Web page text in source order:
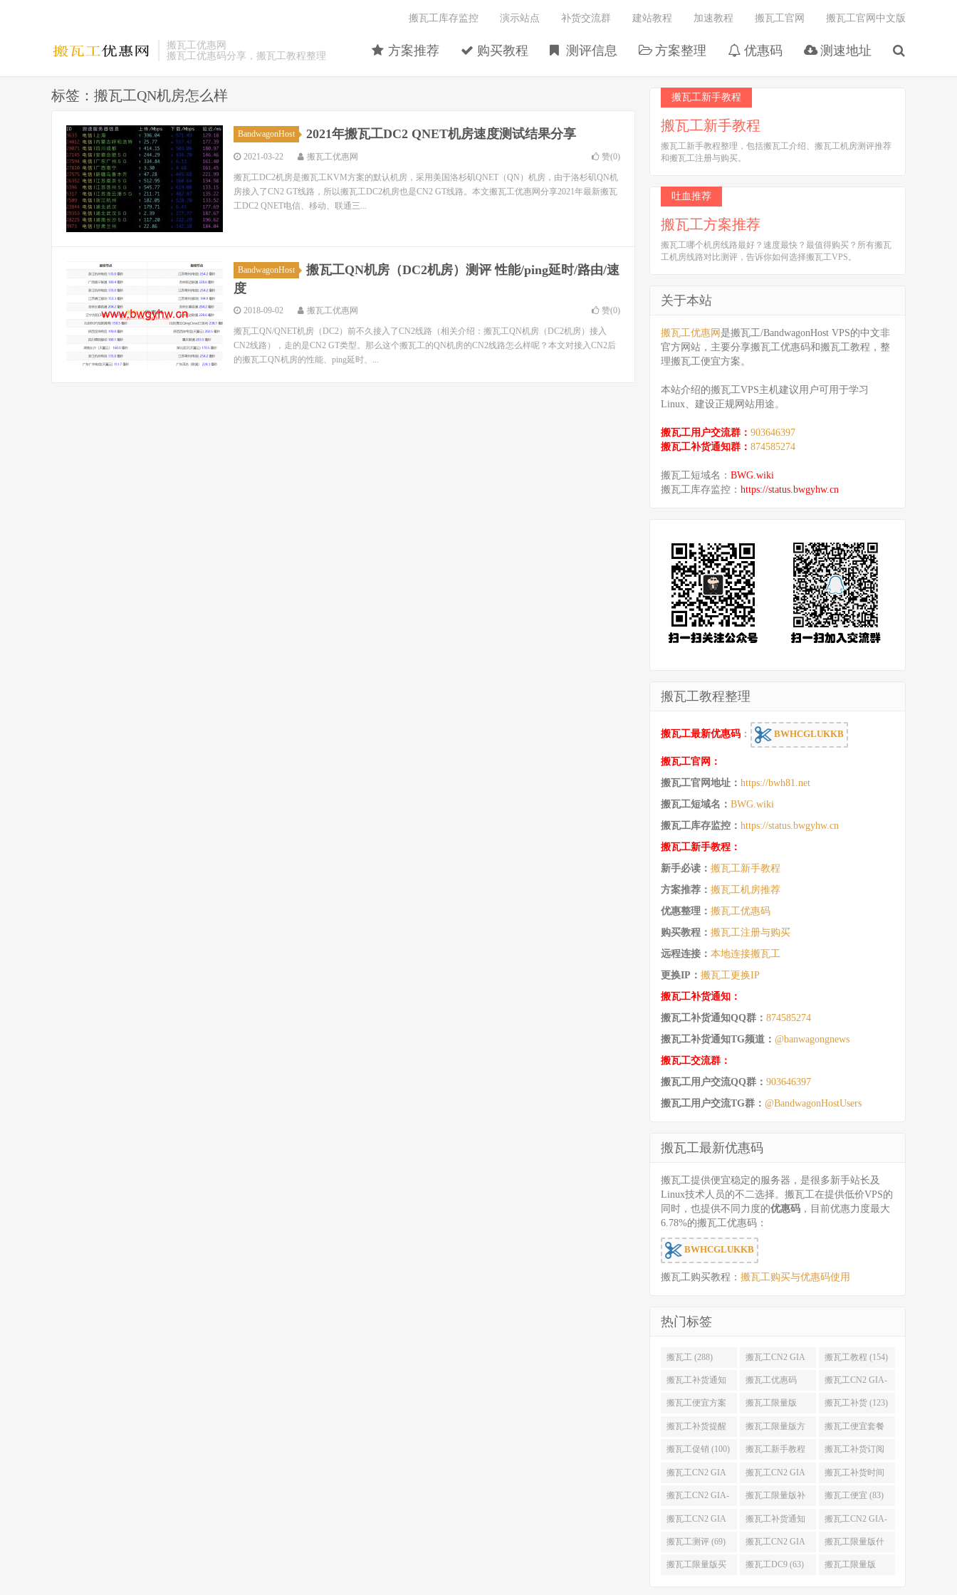
搬瓦工优惠网
搬瓦工优惠码分享，搬瓦工教程整理
方案推荐 购买教程 测评信息 方案整理 优惠码 测速地址
搬瓦工库存监控 演示站点 补货交流群 建站教程 加速教程 搬瓦工官网 搬瓦工官网中文版
标签：搬瓦工QN机房怎么样
BandwagonHost 2021年搬瓦工DC2 QNET机房速度测试结果分享
2021-03-22 搬瓦工优惠网 赞(0)
搬瓦工DC2机房是搬瓦工KVM方案的默认机房，采用美国洛杉矶QNET（QN）机房，由于洛杉矶QN机
房接入了CN2 GT线路，所以搬瓦工DC2机房也是CN2 GT线路。本文搬瓦工优惠网分享2021年最新搬瓦
工DC2 QNET电信、移动、联通三...
BandwagonHost
搬瓦工QN机房（DC2机房）测评 性能/ping延时/路由/速
度
2018-09-02 搬瓦工优惠网 赞(0)
搬瓦工QN/QNET机房（DC2）前不久接入了CN2线路（相关介绍：搬瓦工QN机房（DC2机房）接入
CN2线路），走的是CN2 GT类型。那么这个搬瓦工的QN机房的CN2线路怎么样呢？本文对接入CN2后
的搬瓦工QN机房的性能、ping延时、...
搬瓦工新手教程
搬瓦工新手教程
搬瓦工新手教程整理，包括搬瓦工介绍、搬瓦工机房测评推荐
和搬瓦工注册与购买。
吐血推荐
搬瓦工方案推荐
搬瓦工哪个机房线路最好？速度最快？最值得购买？所有搬瓦
工机房线路对比测评，告诉你如何选择搬瓦工VPS。
关于本站
搬瓦工优惠网 是搬瓦工/BandwagonHost VPS的中文非
官方网站，主要分享搬瓦工优惠码和搬瓦工教程，整
理搬瓦工便宜方案。
本站介绍的搬瓦工VPS主机建议用户可用于学习
Linux、建设正规网站用途。
搬瓦工用户交流群： 903646397
搬瓦工补货通知群： 874585274
搬瓦工短域名： BWG.wiki
搬瓦工库存监控： https://status.bwgyhw.cn
搬瓦工教程整理
搬瓦工最新优惠码 ： BWHCGLUKKB
搬瓦工官网：
搬瓦工官网地址： https://bwh81.net
搬瓦工短域名： BWG.wiki
搬瓦工库存监控： https://status.bwgyhw.cn
搬瓦工新手教程：
新手必读： 搬瓦工新手教程
方案推荐： 搬瓦工机房推荐
优惠整理： 搬瓦工优惠码
购买教程： 搬瓦工注册与购买
远程连接： 本地连接搬瓦工
更换IP： 搬瓦工更换IP
搬瓦工补货通知：
搬瓦工补货通知QQ群： 874585274
搬瓦工补货通知TG频道： @banwagongnews
搬瓦工交流群：
搬瓦工用户交流QQ群： 903646397
搬瓦工用户交流TG群： @BandwagonHostUsers
搬瓦工最新优惠码
搬瓦工提供便宜稳定的服务器，是很多新手站长及
Linux技术人员的不二选择。搬瓦工在提供低价VPS的
同时，也提供不同力度的优惠码 ，目前优惠力度最大
6.78%的搬瓦工优惠码：
BWHCGLUKKB
搬瓦工购买教程： 搬瓦工购买与优惠码使用
热门标签
搬瓦工 (288) 搬瓦工CN2 GIA
(176)
搬瓦工教程 (154)
搬瓦工补货通知
(132)
搬瓦工优惠码
(131)
搬瓦工CN2 GIA-
E (130)
搬瓦工便宜方案
(128)
搬瓦工限量版
(126)
搬瓦工补货 (123)
搬瓦工补货提醒
(106)
搬瓦工限量版方
案 (106)
搬瓦工便宜套餐
(103)
搬瓦工促销 (100) 搬瓦工新手教程
(98)
搬瓦工补货订阅
(98)
搬瓦工CN2 GIA
便宜方案 (92)
搬瓦工CN2 GIA
限量版 (90)
搬瓦工补货时间
(89)
搬瓦工CN2 GIA-
E限量版 (84)
搬瓦工限量版补
货 (84)
搬瓦工便宜 (83)
搬瓦工CN2 GIA
优惠 (82)
搬瓦工补货通知
QQ群 (76)
搬瓦工CN2 GIA-
E便宜套餐 (76)
搬瓦工测评 (69) 搬瓦工CN2 GIA
限量版补货 (67)
搬瓦工限量版什
么时候补货 (67)
搬瓦工限量版买 搬瓦工DC9 (63) 搬瓦工限量版